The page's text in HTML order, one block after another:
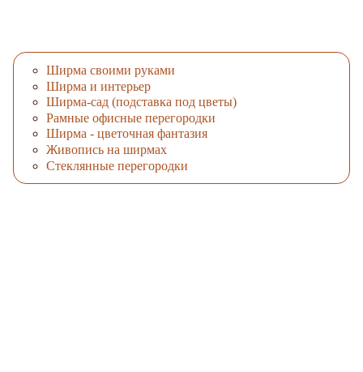
Ширма своими руками
Ширма и интерьер
Ширма-сад (подставка под цветы)
Рамные офисные перегородки
Ширма - цветочная фантазия
Живопись на ширмах
Стеклянные перегородки